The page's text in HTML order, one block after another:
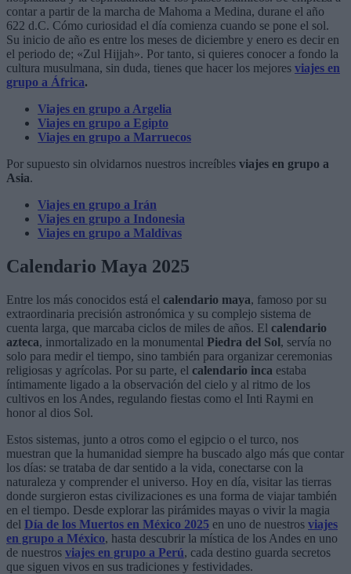
contar a partir de la marcha de Mahoma a Medina, durane el año
622 d.C. Cómo curiosidad el día comienza cuando se pone el sol.
Su inicio de año es entre los meses de diciembre y enero es decir en
el periodo de; «Zul Hijjah». Por tanto, si quieres conocer a fondo la
cultura musulmana, sin duda, tienes que hacer los mejores viajes en
grupo a África.
Viajes en grupo a Argelia
Viajes en grupo a Egipto
Viajes en grupo a Marruecos
Por supuesto sin olvidarnos nuestros increíbles viajes en grupo a
Asia.
Viajes en grupo a Irán
Viajes en grupo a Indonesia
Viajes en grupo a Maldivas
Calendario Maya 2025
Entre los más conocidos está el calendario maya, famoso por su
extraordinaria precisión astronómica y su complejo sistema de
cuenta larga, que marcaba ciclos de miles de años. El calendario
azteca, inmortalizado en la monumental Piedra del Sol, servía no
solo para medir el tiempo, sino también para organizar ceremonias
religiosas y agrícolas. Por su parte, el calendario inca estaba
íntimamente ligado a la observación del cielo y al ritmo de los
cultivos en los Andes, regulando fiestas como el Inti Raymi en
honor al dios Sol.
Estos sistemas, junto a otros como el egipcio o el turco, nos
muestran que la humanidad siempre ha buscado algo más que contar
los días: se trataba de dar sentido a la vida, conectarse con la
naturaleza y comprender el universo. Hoy en día, visitar las tierras
donde surgieron estas civilizaciones es una forma de viajar también
en el tiempo. Desde explorar las pirámides mayas o vivir la magia
del Día de los Muertos en México 2025 en uno de nuestros viajes
en grupo a México, hasta descubrir la mística de los Andes en uno
de nuestros viajes en grupo a Perú, cada destino guarda secretos
que siguen vivos en sus tradiciones y festividades.